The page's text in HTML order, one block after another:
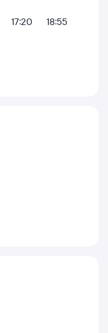
17:20
18:55